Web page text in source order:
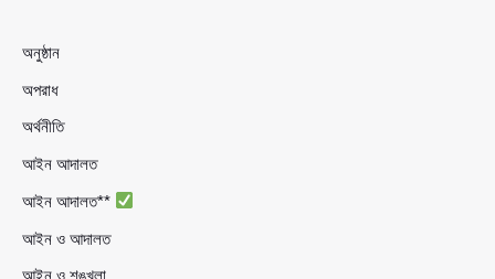
অনুষ্ঠান
অপরাধ
অর্থনীতি
আইন আদালত
আইন আদালত**
আইন ও আদালত